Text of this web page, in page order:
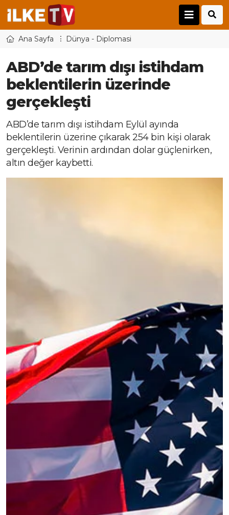
Ana Sayfa Dünya - Diplomasi
ABD’de tarım dışı istihdam
beklentilerin üzerinde
gerçekleşti
ABD’de tarım dışı istihdam Eylül ayında
beklentilerin üzerine çıkarak 254 bin kişi olarak
gerçekleşti. Verinin ardından dolar güçlenirken,
altın değer kaybetti.